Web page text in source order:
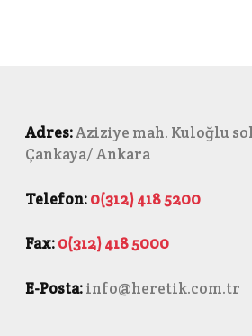
Adres:Aziziye mah. Kuloğlu
Çankaya/ Ankara
Telefon:0(312) 418 5200
Fax:0(312) 418 5000
E-Posta:info@heretik.com.tr